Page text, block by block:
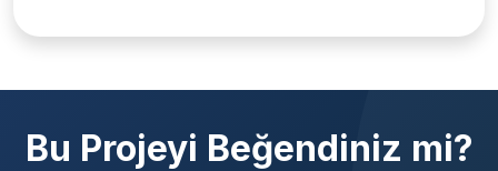
Bu Projeyi Beğendiniz mi?